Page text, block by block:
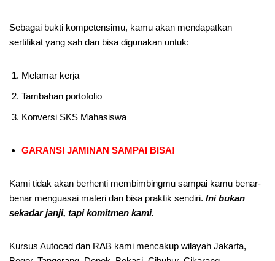
Sebagai bukti kompetensimu, kamu akan mendapatkan
sertifikat yang sah dan bisa digunakan untuk:
Melamar kerja
Tambahan portofolio
Konversi SKS Mahasiswa
GARANSI JAMINAN SAMPAI BISA!
Kami tidak akan berhenti membimbingmu sampai kamu benar-
benar menguasai materi dan bisa praktik sendiri. Ini bukan
sekadar janji, tapi komitmen kami.
Kursus Autocad dan RAB kami mencakup wilayah Jakarta,